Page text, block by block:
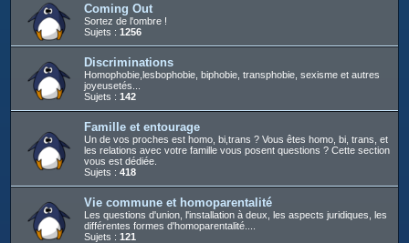
Coming Out
Sortez de l'ombre !
Sujets : 1256
Discriminations
Homophobie,lesbophobie, biphobie, transphobie, sexisme et autres
joyeusetés...
Sujets : 142
Famille et entourage
Un de vos proches est homo, bi,trans ? Vous êtes homo, bi, trans, et
les relations avec votre famille vous posent questions ? Cette section
vous est dédiée.
Sujets : 418
Vie commune et homoparentalité
Les questions d'union, l'installation à deux, les aspects juridiques, les
différentes formes d'homoparentalité....
Sujets : 121